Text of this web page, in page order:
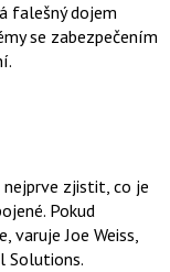
falešný dojem
se zabezpečením
zjistit, co je
Pokud
varuje Joe Weiss,
Solutions.